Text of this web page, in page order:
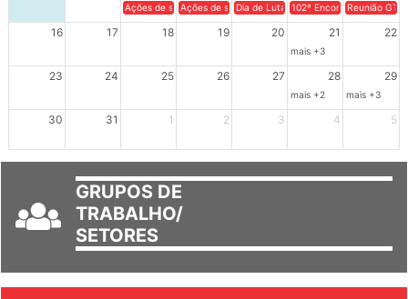
Ações de solidariedade a Cuba no Rio Grande do Sul - 100
Ações de solidariedade a Cuba no Rio Grande do
Dia de Luta em Defesa de Cuba e da
102º Encontro da
Reunião
16 17 18 19 20 21 22
mais +3
23 24 25 26 27 28 29
mais +2 mais +3
30 31 1 2 3 4 5
GRUPOS DE
TRABALHO/
SETORES